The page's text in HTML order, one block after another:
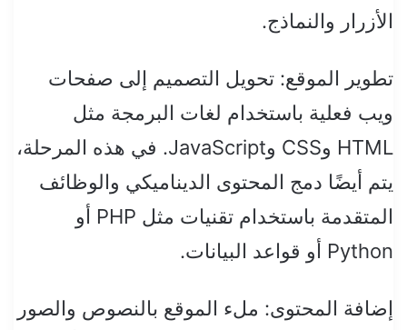
الأزرار والنماذج.
تطوير الموقع: تحويل التصميم إلى صفحات
ويب فعلية باستخدام لغات البرمجة مثل
HTML وCSS وJavaScript. في هذه المرحلة،
يتم أيضًا دمج المحتوى الديناميكي والوظائف
المتقدمة باستخدام تقنيات مثل PHP أو
Python أو قواعد البيانات.
إضافة المحتوى: ملء الموقع بالنصوص والصور